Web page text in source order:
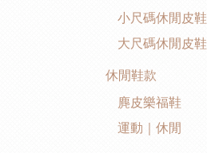
小尺碼休閒皮鞋
大尺碼休閒皮鞋
休閒鞋款
麂皮樂福鞋
運動｜休閒